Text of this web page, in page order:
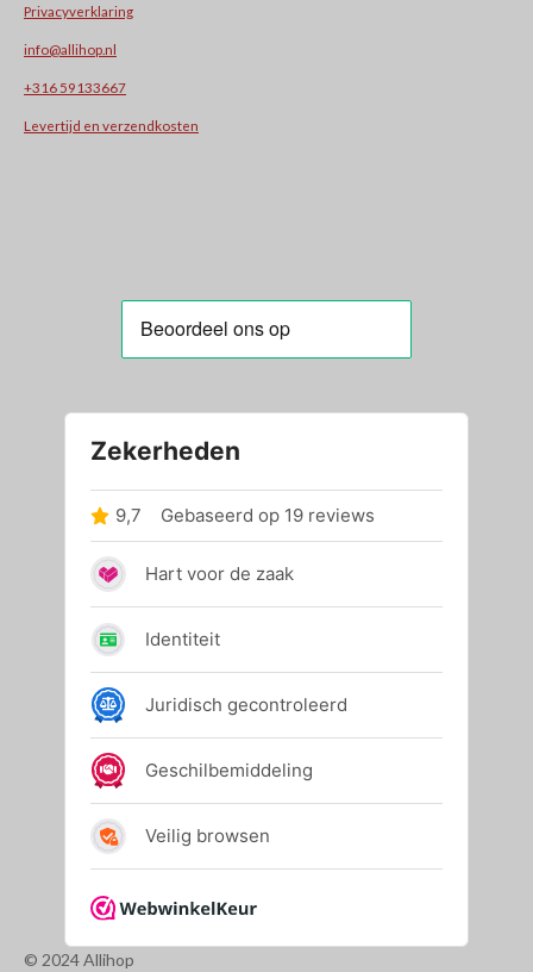
Privacyverklaring
info@allihop.nl
+31 6 59133667
Levertijd en verzendkosten
© 2024 Allihop